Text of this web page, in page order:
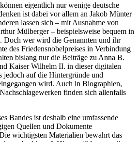
eigentlich nur wenige deutsche
ist dabei vor allem an Jakob Münter
lassen sich – mit Ausnahme von
Mülberger – beispielsweise bequem in
Doch wer wird die Genannten und ihr
des Friedensnobelpreises in Verbindung
bislang nur die Beiträge zu Anna B.
Kaiser Wilhelm II. in dieser digitalen
jedoch auf die Hintergründe und
wird. Auch in Biographien,
finden sich allenfalls
Bandes ist deshalb eine umfassende
Quellen und Dokumente
wichtigsten Materialien bewahrt das